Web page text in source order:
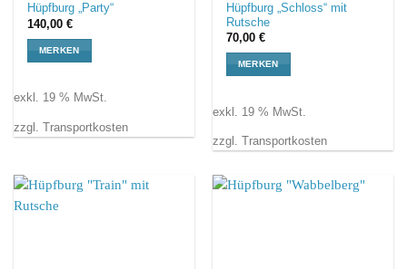
Hüpfburg „Party“
140,00 €
MERKEN
exkl. 19 % MwSt.
zzgl. Transportkosten
Hüpfburg „Schloss“ mit
Rutsche
70,00 €
MERKEN
exkl. 19 % MwSt.
zzgl. Transportkosten